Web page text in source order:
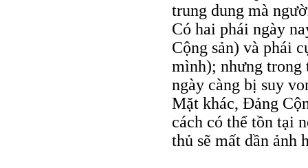
trung dung mà
Có hai phái ngày
Cộng sản) và phái
mình); nhưng trong
ngày càng bị suy
Mặt khác, Đảng
cách có thể tồn tại
thủ sẽ mất dần ảnh